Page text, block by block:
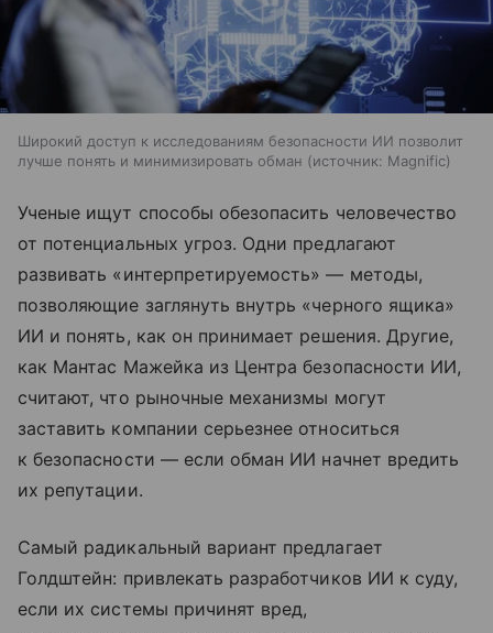
Широкий доступ к исследованиям безопасности ИИ позволит
лучше понять и минимизировать обман
источник: Magnific
Ученые ищут способы обезопасить человечество
от потенциальных угроз. Одни предлагают
развивать «интерпретируемость» — методы,
позволяющие заглянуть внутрь «черного ящика»
ИИ и понять, как он принимает решения. Другие,
как Мантас Мажейка из Центра безопасности ИИ,
считают, что рыночные механизмы могут
заставить компании серьезнее относиться
к безопасности — если обман ИИ начнет вредить
их репутации.
Самый радикальный вариант предлагает
Голдштейн: привлекать разработчиков ИИ к суду,
если их системы причинят вред,